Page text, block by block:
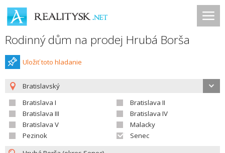
Rodinný dům na prodej Hrubá Borša
Uložiť toto hladanie
Bratislavský
Bratislava I
Bratislava II
Bratislava III
Bratislava IV
Bratislava V
Malacky
Pezinok
Senec